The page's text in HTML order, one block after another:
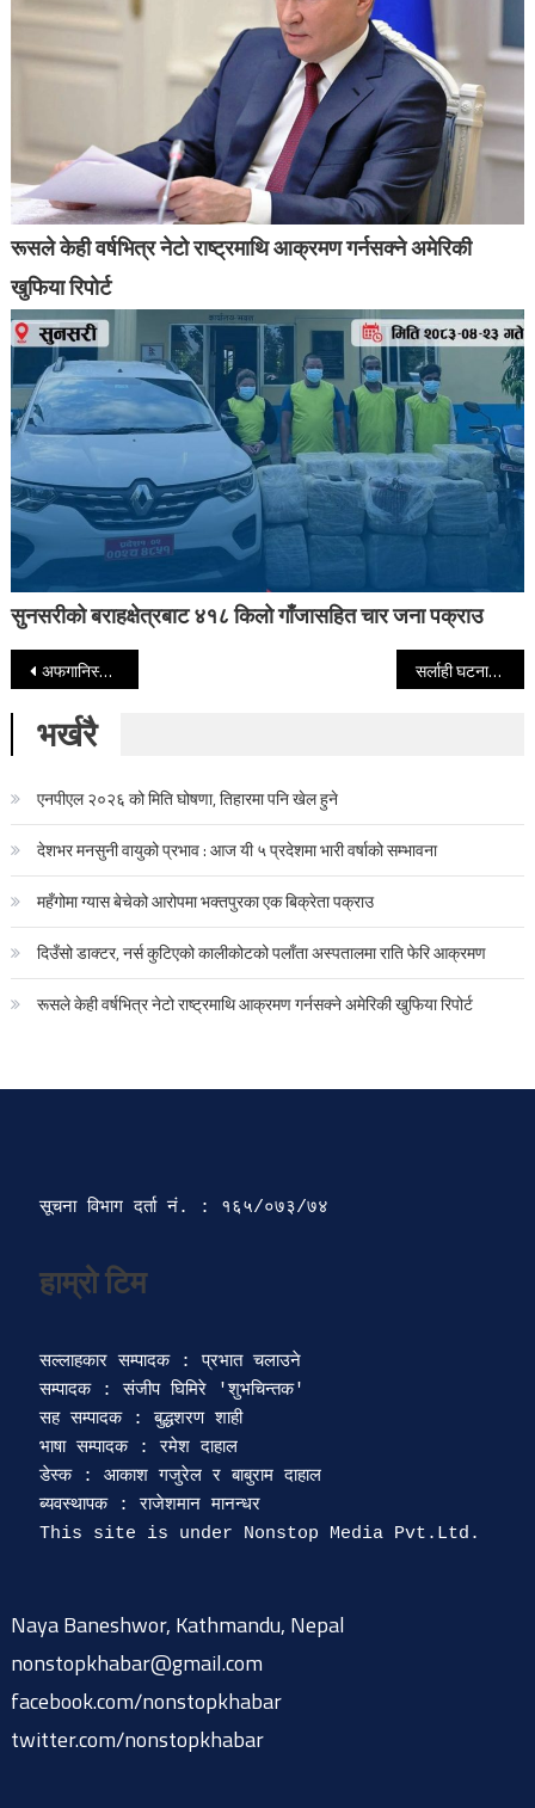
रूसले केही वर्षभित्र नेटो राष्ट्रमाथि आक्रमण गर्नसक्ने अमेरिकी
खुफिया रिपोर्ट
सुनसरीको बराहक्षेत्रबाट ४१८ किलो गाँजासहित चार जना पक्राउ
Post navigation
अफगानिस्तानमा उच्च अधिकारीहरू संलग्न यौन दुराचारका कथा सर्लाही घटनामा संसदीय समिति नबनाउँदासम्म संसद अबरुद्ध पार्ने काँग्रेसको अडान
भर्खरै
एनपीएल २०२६ को मिति घोषणा, तिहारमा पनि खेल हुने
देशभर मनसुनी वायुको प्रभाव : आज यी ५ प्रदेशमा भारी वर्षाको सम्भावना
महँगोमा ग्यास बेचेको आरोपमा भक्तपुरका एक बिक्रेता पक्राउ
दिउँसो डाक्टर, नर्स कुटिएको कालीकोटको पलाँता अस्पतालमा राति फेरि आक्रमण
रूसले केही वर्षभित्र नेटो राष्ट्रमाथि आक्रमण गर्नसक्ने अमेरिकी खुफिया रिपोर्ट
सूचना विभाग दर्ता‍ नं. : १६५/०७३/७४
हाम्रो टिम
सल्लाहकार सम्पादक : प्रभात चलाउने
सम्पादक : संजीप घिमिरे 'शुभचिन्तक'
सह सम्पादक : बुद्धशरण शाही
भाषा सम्पादक : रमेश दाहाल
डेस्क : आकाश गजुरेल र बाबुराम दाहाल
ब्यवस्थापक : राजेशमान मानन्धर
Naya Baneshwor, Kathmandu, Nepal
nonstopkhabar@gmail.com
facebook.com/nonstopkhabar
twitter.com/nonstopkhabar